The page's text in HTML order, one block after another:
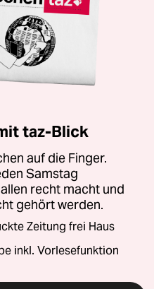
taz-Blick
auf die Finger.
Samstag
recht macht und
gehört werden.
Zeitung frei Haus
inkl. Vorlesefunktion